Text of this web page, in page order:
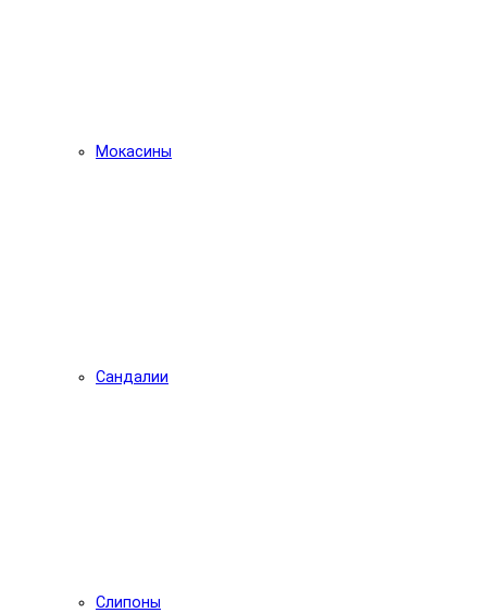
Мокасины
Сандалии
Слипоны